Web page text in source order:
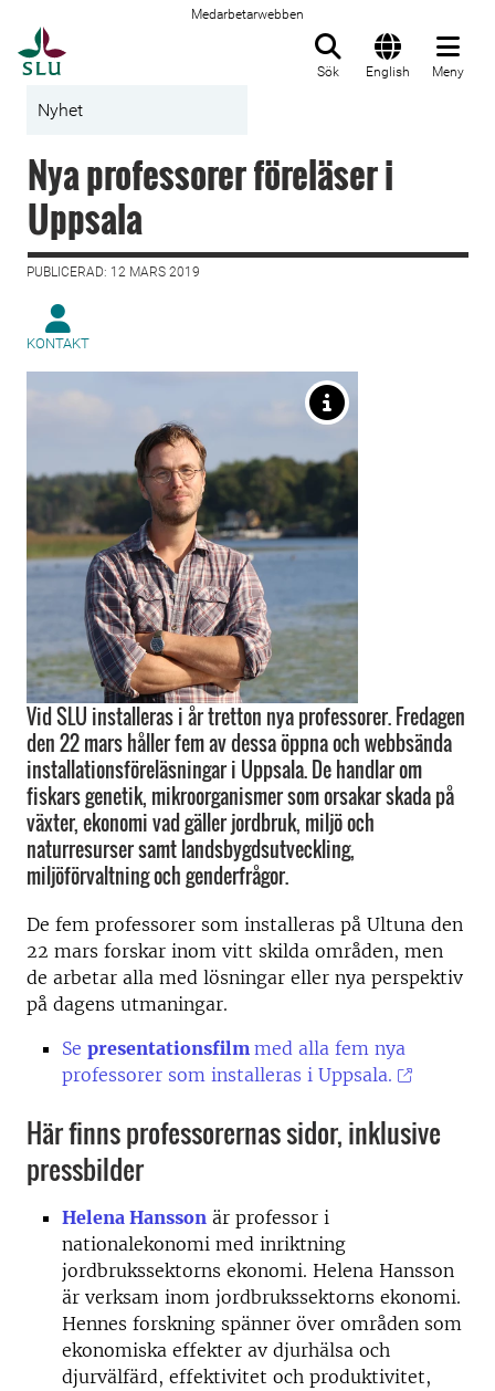
Medarbetarwebben
Sök English Meny
Nyhet
Nya professorer föreläser i
Uppsala
PUBLICERAD: 12 MARS 2019
KONTAKT
Vid SLU installeras i år tretton nya professorer. Fredagen
den 22 mars håller fem av dessa öppna och webbsända
installationsföreläsningar i Uppsala. De handlar om
fiskars genetik, mikroorganismer som orsakar skada på
växter, ekonomi vad gäller jordbruk, miljö och
naturresurser samt landsbygdsutveckling,
miljöförvaltning och genderfrågor.
De fem professorer som installeras på Ultuna den
22 mars forskar inom vitt skilda områden, men
de arbetar alla med lösningar eller nya perspektiv
på dagens utmaningar.
Se presentationsfilm med alla fem nya
professorer som installeras i Uppsala.
Här finns professorernas sidor, inklusive
pressbilder
Helena Hansson är professor i
nationalekonomi med inriktning
jordbrukssektorns ekonomi. Helena Hansson
är verksam inom jordbrukssektorns ekonomi.
Hennes forskning spänner över områden som
ekonomiska effekter av djurhälsa och
djurvälfärd, effektivitet och produktivitet,